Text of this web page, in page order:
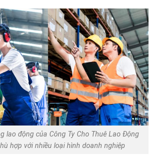
lao động của Công Ty Cho Thuê Lao Động
hợp với nhiều loại hình doanh nghiệp